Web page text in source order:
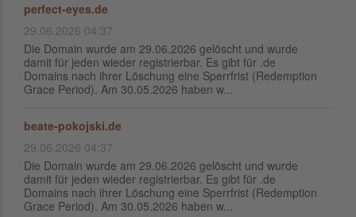
perfect-eyes.de
29.06.2026 04:37
Die Domain wurde am 29.06.2026 gelöscht und wurde
damit für jeden wieder registrierbar. Es gibt für .de
Domains nach ihrer Löschung eine Sperrfrist (Redemption
Grace Period). Am 30.05.2026 haben w...
beate-pokojski.de
29.06.2026 04:37
Die Domain wurde am 29.06.2026 gelöscht und wurde
damit für jeden wieder registrierbar. Es gibt für .de
Domains nach ihrer Löschung eine Sperrfrist (Redemption
Grace Period). Am 30.05.2026 haben w...